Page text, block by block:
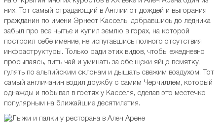
них. Тот самый страдающий в Англии от дождей и выгорания
гражданин по имени Эрнест Кассель, добравшись до ледника
забыл про все нытье и купил землю в горах, на которой
построил себе имение, не испугавшись полного отсутствия
инфраструктуры. Только ради этих видов, чтобы ежедневно
просыпаясь, пить чай и уминать за обе щеки яйцо всмятку,
гулять по альпийским склонам и дышать свежим воздухом. Тот
самый англичанин водил дружбу с самим Черчиллем, который
однажды и побывал в гостях у Касселя, сделав это местечко
популярным на ближайшие десятилетия.